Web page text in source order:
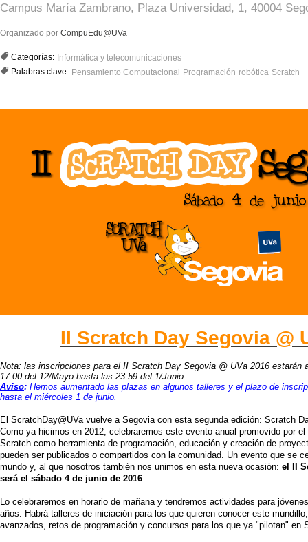
Campus María Zambrano, Plaza Universidad, 1, 40004
Organizado por CompuEdu@UVa
Categorías: Informática y telecomunicaciones
Palabras clave: Pensamiento Computacional Programación robótica Scratch
II Scratch Day Segovia @
Nota: las inscripciones para el II Scratch Day Segovia @ UVa 2016 estarán
17:00 del 12/Mayo hasta las 23:59 del 1/Junio.
Aviso: Hemos aumentado las plazas en algunos talleres y el plazo de
hasta el miércoles 1 de junio.
El ScratchDay@UVa vuelve a Segovia con esta segunda edición: Scratch
Como ya hicimos en 2012, celebraremos este evento anual promovido por
Scratch como herramienta de programación, educación y creación de
pueden ser publicados o compartidos con la comunidad. Un evento que se
mundo y, al que nosotros también nos unimos en esta nueva ocasión: el II
será el sábado 4 de junio de 2016
Lo celebraremos en horario de mañana y tendremos actividades para
años. Habrá talleres de iniciación para los que quieren conocer este
avanzados, retos de programación y concursos para los que ya "pilotan" en